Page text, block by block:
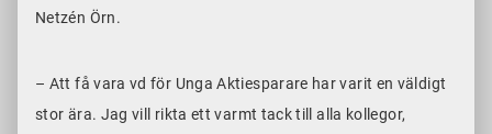
Netzén Örn.
– Att få vara vd för Unga Aktiesparare har varit en väldigt
stor ära. Jag vill rikta ett varmt tack till alla kollegor,